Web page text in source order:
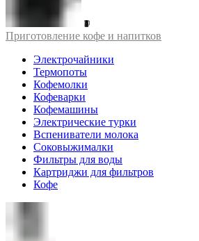
Приготовление кофе и напитков
Электрочайники
Термопоты
Кофемолки
Кофеварки
Кофемашины
Электрические турки
Вспениватели молока
Соковыжималки
Фильтры для воды
Картриджи для фильтров
Кофе